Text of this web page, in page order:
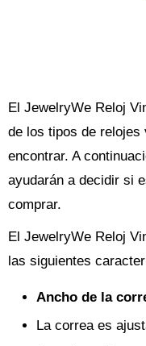
El JewelryWe Reloj
de los tipos de relojes
encontrar. A
ayudarán a decidir si
comprar.
El JewelryWe Reloj
las siguientes
Ancho de la
La correa es